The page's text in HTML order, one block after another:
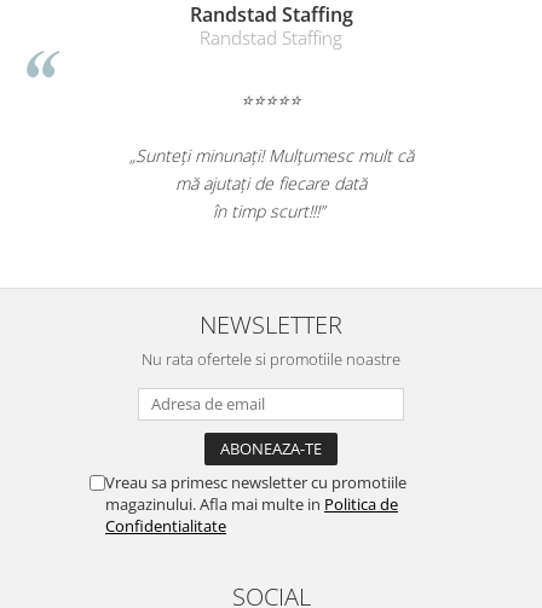
Randstad Staffing
Randstad Staffing
„Sunteți minunați! Mulțumesc mult că
mă ajutați de fiecare dată
în timp scurt!!!”
NEWSLETTER
Nu rata ofertele si promotiile noastre
Vreau sa primesc newsletter cu promotiile
magazinului. Afla mai multe in Politica de
Confidentialitate
SOCIAL